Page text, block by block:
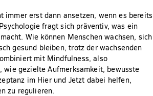
immer erst dann ansetzen, wenn es bereits
fragt sich präventiv, was ein
Wie können Menschen wachsen, sich
gesund bleiben, trotz der wachsenden
mit Mindfulness, also
wie gezielte Aufmerksamkeit, bewusste
im Hier und Jetzt dabei helfen,
zu regulieren.